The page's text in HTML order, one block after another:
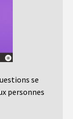
se
personnes